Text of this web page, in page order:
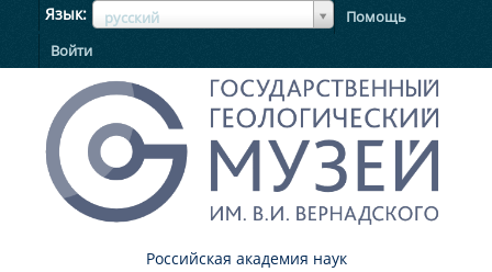
Язык русский
ЯзыкЯзык
Помощь
Войти
Российская академия наук